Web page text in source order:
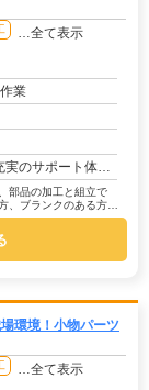
…全て表示
業
→ 2500件以上の求人から、あなたに最適な仕事を見...
部品の加工と組立で
、ブランクのある方も
環境！小物パーツ
…全て表示